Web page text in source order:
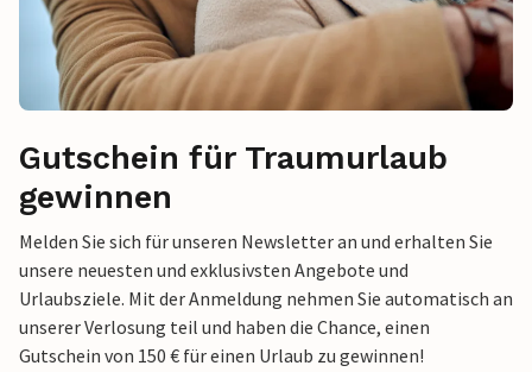
Gutschein für Traumurlaub
gewinnen
Melden Sie sich für unseren Newsletter an und erhalten Sie
unsere neuesten und exklusivsten Angebote und
Urlaubsziele. Mit der Anmeldung nehmen Sie automatisch an
unserer Verlosung teil und haben die Chance, einen
Gutschein von 150 € für einen Urlaub zu gewinnen!